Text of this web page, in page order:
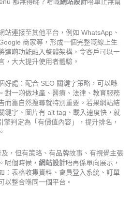
站連接至其他平台，例如 WhatsApp、
商家等，形成一個完整嘅線上生
這啲功能融入整體架構，令客戶可以一
，大大提升使用者體驗。
好處：配合 SEO 關鍵字策略，可以喺
對一啲做地產、醫療、法律、教育服務
而靠自然搜尋就特別重要。若果網站結
鍵字、圖片有 alt tag、載入速度快，就
判定為「有價值內容」，提升排名，
，但有策略、有品牌故事、有視覺主張
呢個時候，網站設計唔再係單向展示，
：表格收集資料、會員登入系統、訂單
以整合喺同一個平台。